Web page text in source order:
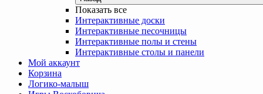
Показать все
Интерактивные доски
Интерактивные песочницы
Интерактивные полы и стены
Интерактивные столы и панели
Мой аккаунт
Корзина
Логико-малыш